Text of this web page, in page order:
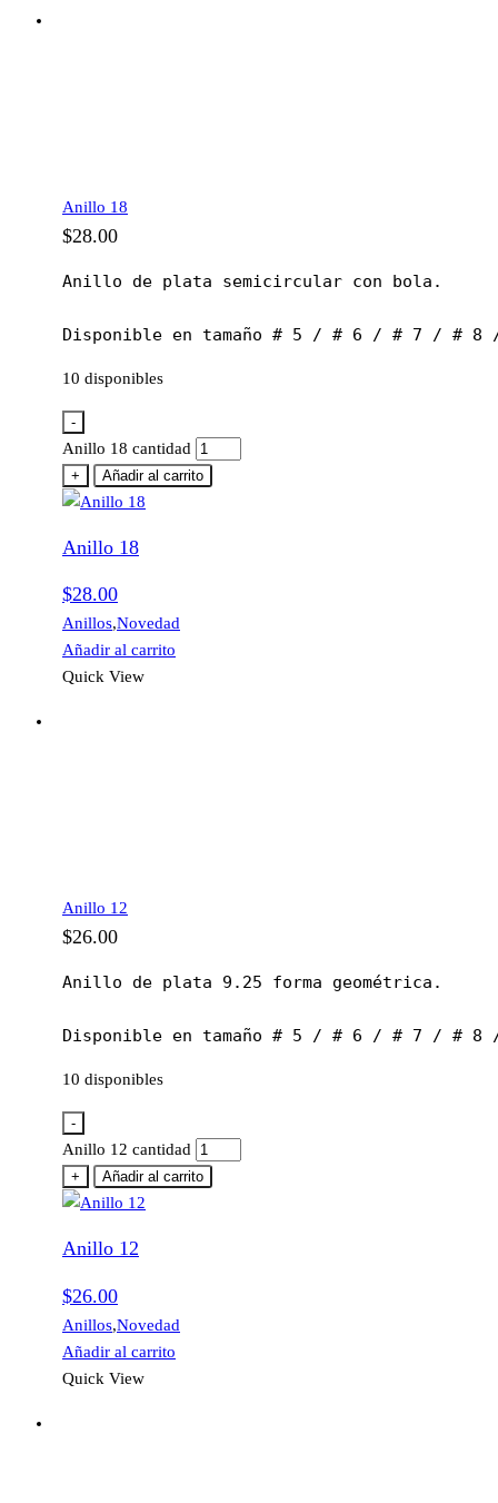
Anillo 18
$28.00
Anillo de plata semicircular con bola.
Disponible en tamaño # 5 / # 6 / # 7 / # 8
10 disponibles
-
Anillo 18 cantidad
+ Añadir al carrito
Anillo 18
$28.00
Anillos,Novedad
Añadir al carrito
Quick View
Anillo 12
$26.00
Anillo de plata 9.25 forma geométrica.
Disponible en tamaño # 5 / # 6 / # 7 / # 8
10 disponibles
-
Anillo 12 cantidad
+ Añadir al carrito
Anillo 12
$26.00
Anillos,Novedad
Añadir al carrito
Quick View